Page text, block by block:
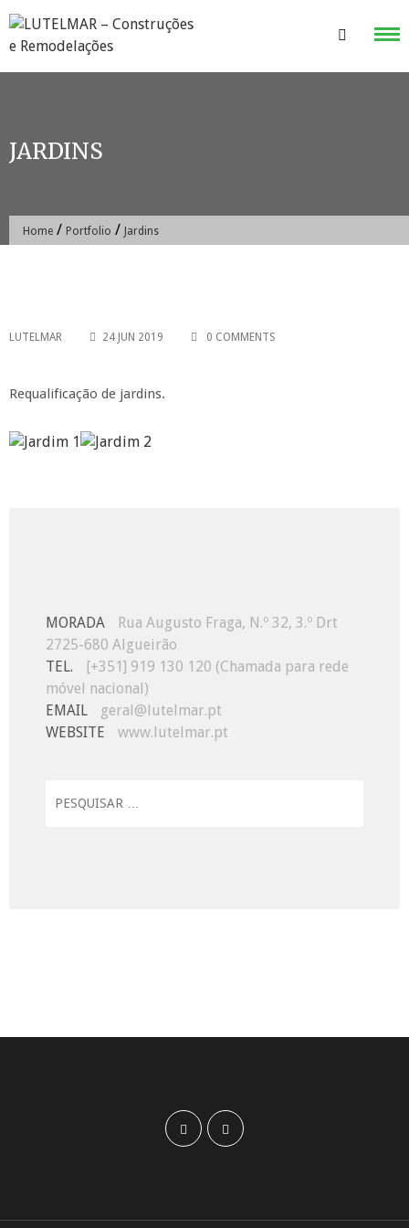
Skip
to
content
JARDINS
Home / Portfolio / Jardins
LUTELMAR 24 JUN 2019 0 COMMENTS
Requalificação de jardins.
MORADA
Rua Augusto Fraga, N.º 32, 3.º Drt
2725-680 Algueirão
TEL.
[+351] 919 130 120 (Chamada para rede
móvel nacional)
EMAIL
geral@lutelmar.pt
WEBSITE
www.lutelmar.pt
por: